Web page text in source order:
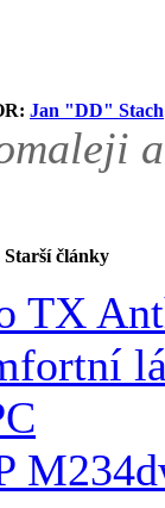
Jan "DD" Stach
Starší články
TX